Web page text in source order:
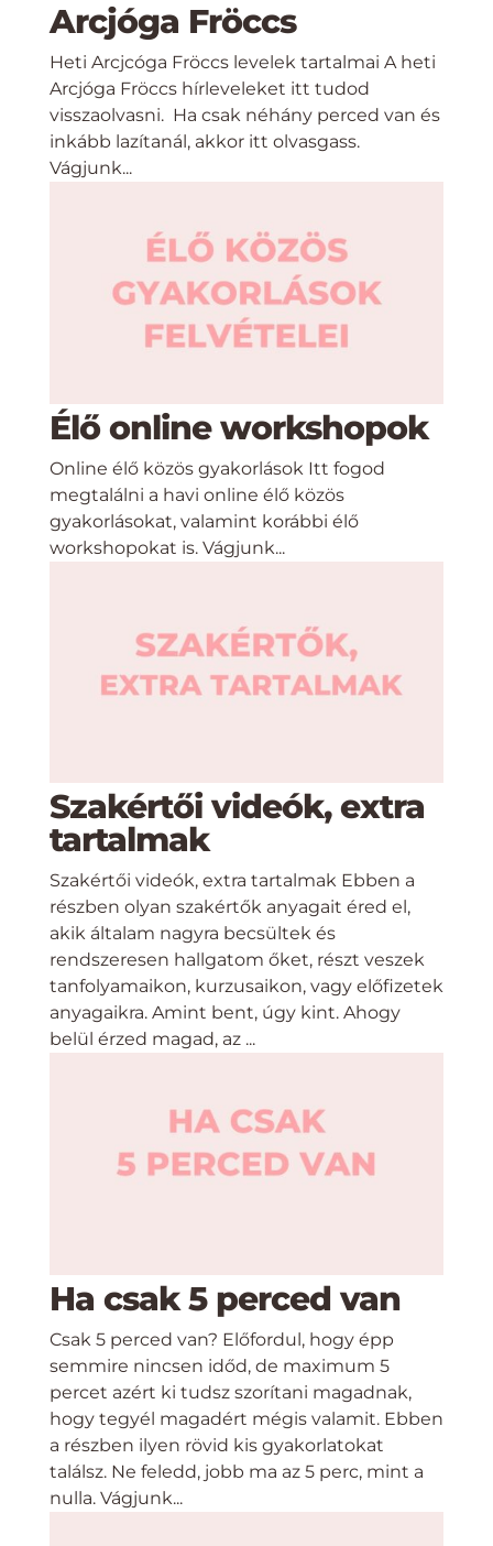
Arcjóga Fröccs
Heti Arcjcóga Fröccs levelek tartalmai A heti
Arcjóga Fröccs hírleveleket itt tudod
visszaolvasni. Ha csak néhány perced van és
inkább lazítanál, akkor itt olvasgass.
Vágjunk...
Élő online workshopok
Online élő közös gyakorlások Itt fogod
megtalálni a havi online élő közös
gyakorlásokat, valamint korábbi élő
workshopokat is. Vágjunk...
Szakértői videók, extra
tartalmak
Szakértői videók, extra tartalmak Ebben a
részben olyan szakértők anyagait éred el,
akik általam nagyra becsültek és
rendszeresen hallgatom őket, részt veszek
tanfolyamaikon, kurzusaikon, vagy előfizetek
anyagaikra. Amint bent, úgy kint. Ahogy
belül érzed magad, az ...
Ha csak 5 perced van
Csak 5 perced van? Előfordul, hogy épp
semmire nincsen időd, de maximum 5
percet azért ki tudsz szorítani magadnak,
hogy tegyél magadért mégis valamit. Ebben
a részben ilyen rövid kis gyakorlatokat
találsz. Ne feledd, jobb ma az 5 perc, mint a
nulla. Vágjunk...